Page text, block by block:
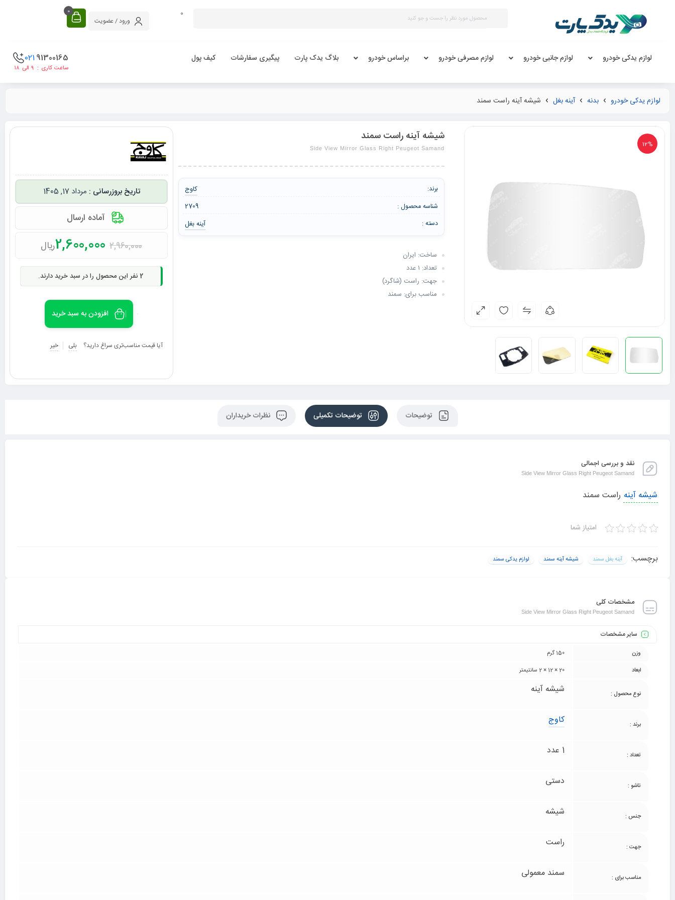
0
ورود / عضویت
0
لوازم یدکی خودرو لوازم جانبی خودرو لوازم مصرفی خودرو براساس خودرو بلاگ یدک پارت پیگیری سفارشات کیف پول 91300165
021
ساعت کاری : ۹ الی ۱۸
لوازم یدکی خودرو بدنه آینه بغل شیشه آینه راست سمند
12%
شیشه آینه راست سمند
Side View Mirror Glass Right Peugeot Samand
برند: کاوج
شناسه محصول :
2709
دسته :
آینه بغل
ساخت: ایران
تعداد: ۱ عدد
جهت: راست (شاگرد)
مناسب برای: سمند
مرداد 17, 1405
آماده ارسال
2,960,000
2,600,000ریال
2 نفر این محصول را در سبد خرید دارند.
افزودن به سبد خرید
آیا قیمت مناسب‌تری سراغ دارید؟ بلی خیر
توضیحات توضیحات تکمیلی نظرات خریداران
نقد و بررسی اجمالی
Side View Mirror Glass Right Peugeot Samand
شیشه آینه راست سمند
امتیاز شما
برچسب: آینه بغل سمند شیشه آینه سمند لوازم یدکی سمند
مشخصات کلی
Side View Mirror Glass Right Peugeot Samand
سایر مشخصات
وزن
150 گرم
ابعاد
20 × 12 × 2 سانتیمتر
نوع محصول : شیشه آینه
برند : کاوج
تعداد : 1 عدد
تاشو : دستی
جنس : شیشه
جهت : راست
مناسب برای : سمند معمولی